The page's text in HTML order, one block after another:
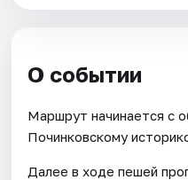
О событии
Маршрут начинается с
Починковскому
Далее в ходе пешей